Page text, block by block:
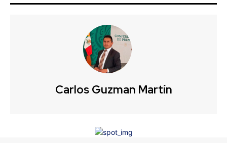
Carlos Guzman Martín